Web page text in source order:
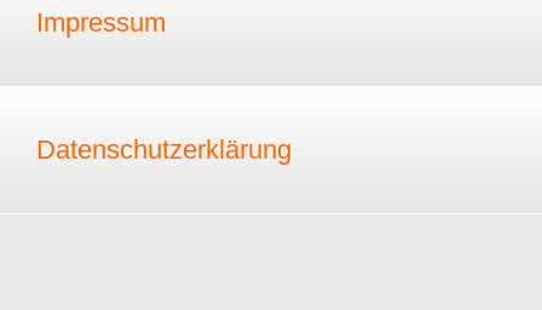
Impressum
Datenschutzerklärung